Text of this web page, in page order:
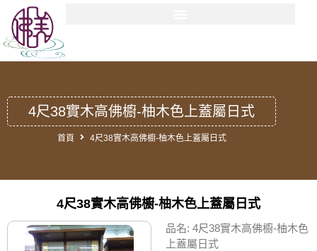
4尺38實木高佛櫥-柚木色上蓋屬日式
首頁 4尺38實木高佛櫥-柚木色上蓋屬日式
4尺38實木高佛櫥-柚木色上蓋屬日式
品名: 4尺38實木高佛櫥-柚木色
上蓋屬日式